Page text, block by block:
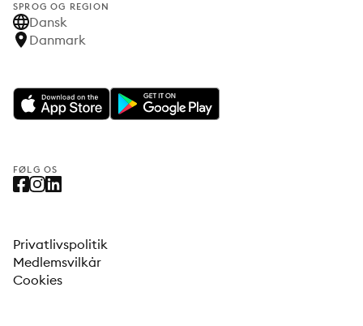
SPROG OG REGION
Dansk
Danmark
FØLG OS
Privatlivspolitik
Medlemsvilkår
Cookies